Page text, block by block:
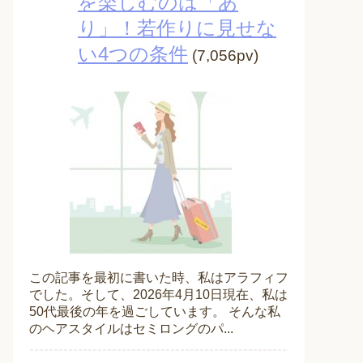
り」！若作りに見せな
い4つの条件 (7,056pv)
この記事を最初に書いた時、私はアラフィフ
でした。そして、2026年4月10日現在、私は
50代最後の年を過ごしています。 そんな私
のヘアスタイルはセミロングのパ...